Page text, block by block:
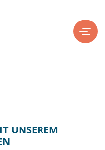
UNSEREM